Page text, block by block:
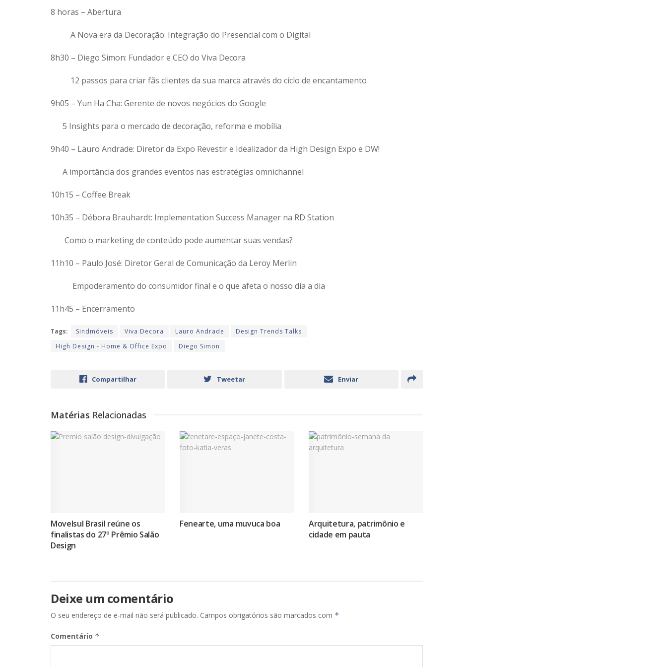
8 horas – Abertura
A Nova era da Decoração: Integração do Presencial com o Digital
8h30 – Diego Simon: Fundador e CEO do Viva Decora
12 passos para criar fãs clientes da sua marca através do ciclo de encantamento
9h05 – Yun Ha Cha: Gerente de novos negócios do Google
5 Insights para o mercado de decoração, reforma e mobília
9h40 – Lauro Andrade: Diretor da Expo Revestir e Idealizador da High Design Expo e DW!
A importância dos grandes eventos nas estratégias omnichannel
10h15 – Coffee Break
10h35 – Débora Brauhardt: Implementation Success Manager na RD Station
Como o marketing de conteúdo pode aumentar suas vendas?
11h10 – Paulo José: Diretor Geral de Comunicação da Leroy Merlin
Empoderamento do consumidor final e o que afeta o nosso dia a dia
11h45 – Encerramento
Tags: Sindmóveis Viva Decora Lauro Andrade
Design Trends Talks
High Design - Home & Office Expo
Diego Simon
Compartilhar Tweetar Enviar
Matérias Relacionadas
Movelsul Brasil reúne os
finalistas do 27º Prêmio Salão
Design
Fenearte, uma muvuca boa
Arquitetura, patrimônio e
cidade em pauta
Deixe um comentário
O seu endereço de e-mail não será publicado. Campos obrigatórios são marcados com *
Comentário *